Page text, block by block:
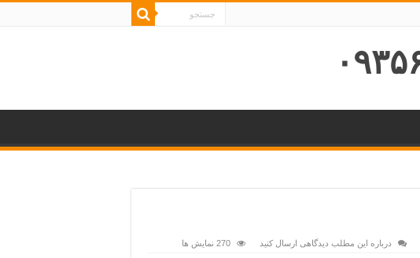
درباره این مطلب دیدگاهی ارسال کنید 270 نمایش ها